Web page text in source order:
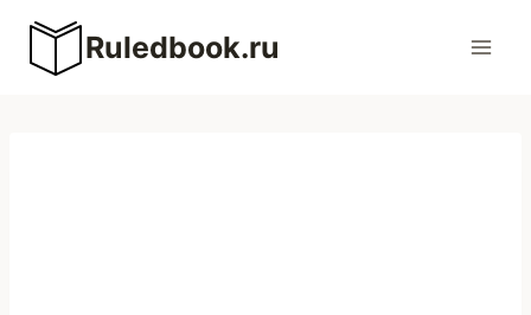
Перейти
содержимому
Ruledbook.ru